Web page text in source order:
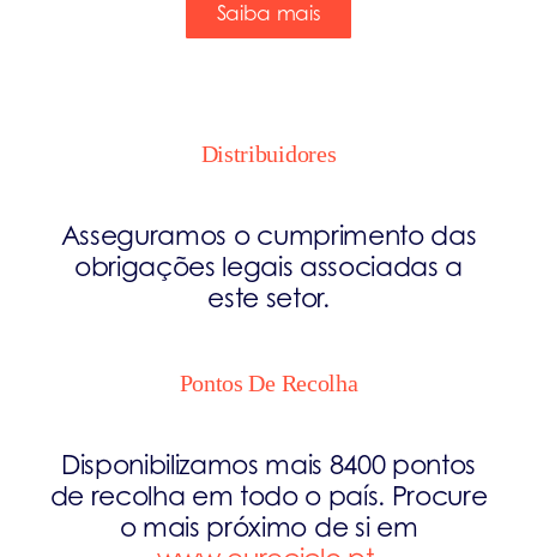
Saiba mais
Distribuidores
Asseguramos o cumprimento das
obrigações legais associadas a
este setor.
Pontos De Recolha
Disponibilizamos mais 8400 pontos
de recolha em todo o país. Procure
o mais próximo de si em